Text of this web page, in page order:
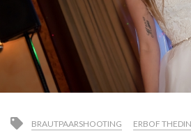
BRAUTPAARSHOOTING ERBOF